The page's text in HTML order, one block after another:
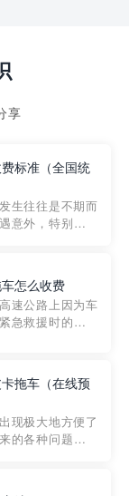
享
标准（全国统
生往往是不期而
意外，特别是在
拖车的收费标
应注...
怎么收费
速公路上因为车
急救援时的必备
由当地交通管理
拖车（在线预
现极大地方便了
的各种问题也让